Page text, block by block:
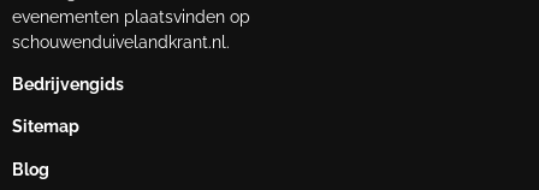
evenementen plaatsvinden op
schouwenduivelandkrant.nl.
Bedrijvengids
Sitemap
Blog